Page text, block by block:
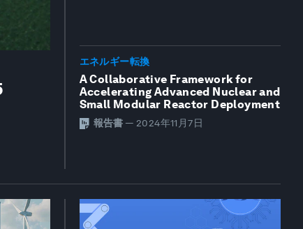
エネルギー転換
A Collaborative Framework for
Accelerating Advanced Nuclear and
Small Modular Reactor Deployment
報告書 — 2024年11月7日